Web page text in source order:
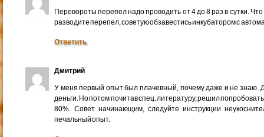
Перевороты перепел надо проводить от 4 до 8 раз в сутки.
разводите перепел, советую обзавестись инкубатором с
Ответить
Дмитрий
У меня первый опыт был плачевный, почему даже и не знаю.
деньги. Но потом почитав спец. литературу, решил
80%. Совет начинающим, следуйте инструкции
печальный опыт.